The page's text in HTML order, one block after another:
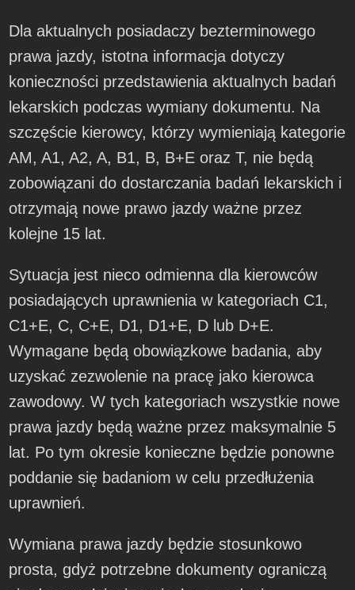
Dla aktualnych posiadaczy bezterminowego
prawa jazdy, istotna informacja dotyczy
konieczności przedstawienia aktualnych badań
lekarskich podczas wymiany dokumentu. Na
szczęście kierowcy, którzy wymieniają kategorie
AM, A1, A2, A, B1, B, B+E oraz T, nie będą
zobowiązani do dostarczania badań lekarskich i
otrzymają nowe prawo jazdy ważne przez
kolejne 15 lat.
Sytuacja jest nieco odmienna dla kierowców
posiadających uprawnienia w kategoriach C1,
C1+E, C, C+E, D1, D1+E, D lub D+E.
Wymagane będą obowiązkowe badania, aby
uzyskać zezwolenie na pracę jako kierowca
zawodowy. W tych kategoriach wszystkie nowe
prawa jazdy będą ważne przez maksymalnie 5
lat. Po tym okresie konieczne będzie ponowne
poddanie się badaniom w celu przedłużenia
uprawnień.
Wymiana prawa jazdy będzie stosunkowo
prosta, gdyż potrzebne dokumenty ograniczą